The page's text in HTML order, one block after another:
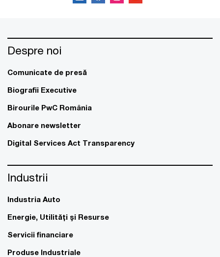
Despre noi
Comunicate de presă
Biografii Executive
Birourile PwC România
Abonare newsletter
Digital Services Act Transparency
Industrii
Industria Auto
Energie, Utilităţi şi Resurse
Servicii financiare
Produse Industriale